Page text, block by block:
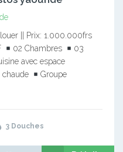
|| Prix: 1.000.000frs
02 Chambres
03
avec espace
chaude
Groupe
3 Douches